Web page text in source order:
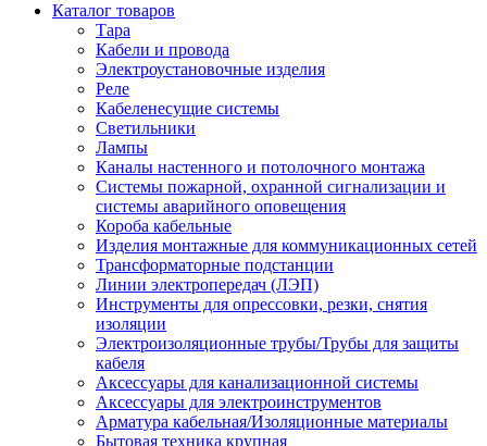
Каталог товаров
Тара
Кабели и провода
Электроустановочные изделия
Реле
Кабеленесущие системы
Светильники
Лампы
Каналы настенного и потолочного монтажа
Системы пожарной, охранной сигнализации и
системы аварийного оповещения
Короба кабельные
Изделия монтажные для коммуникационных сетей
Трансформаторные подстанции
Линии электропередач (ЛЭП)
Инструменты для опрессовки, резки, снятия
изоляции
Электроизоляционные трубы/Трубы для защиты
кабеля
Аксессуары для канализационной системы
Аксессуары для электроинструментов
Арматура кабельная/Изоляционные материалы
Бытовая техника крупная